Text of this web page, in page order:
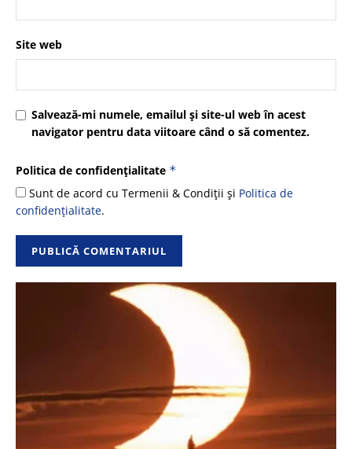
Site web
Salvează-mi numele, emailul și site-ul web în acest
navigator pentru data viitoare când o să comentez.
Politica de confidențialitate *
Sunt de acord cu Termenii & Condiții și Politica de
confidențialitate.